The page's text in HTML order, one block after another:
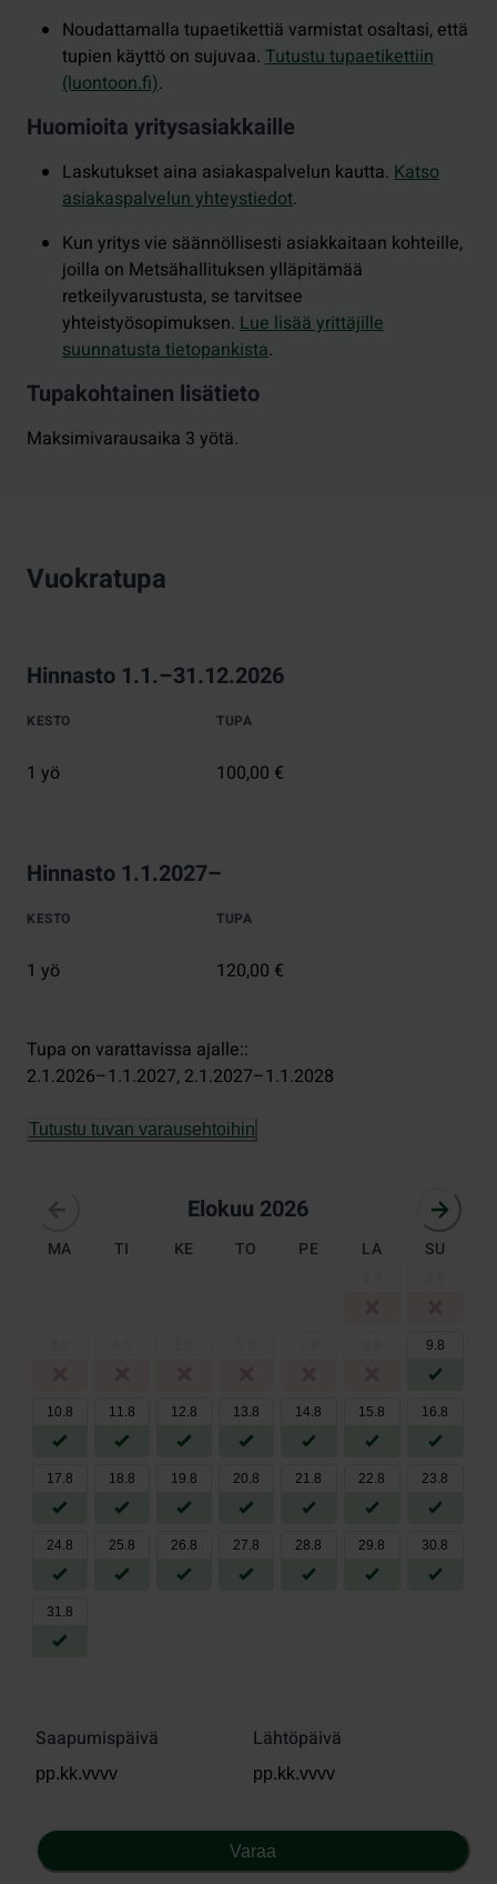
Noudattamalla tupaetikettiä varmistat osaltasi, että
tupien käyttö on sujuvaa. Tutustu tupaetikettiin
(luontoon.fi).
Huomioita yritysasiakkaille
Laskutukset aina asiakaspalvelun kautta. Katso
asiakaspalvelun yhteystiedot.
Kun yritys vie säännöllisesti asiakkaitaan kohteille,
joilla on Metsähallituksen ylläpitämää
retkeilyvarustusta, se tarvitsee
yhteistyösopimuksen. Lue lisää yrittäjille
suunnatusta tietopankista.
Tupakohtainen lisätieto
Maksimivarausaika 3 yötä.
Vuokratupa
Hinnasto 1.1.–31.12.2026
KESTO TUPA
1 yö 100,00 €
Hinnasto 1.1.2027–
KESTO TUPA
1 yö 120,00 €
Tupa on varattavissa ajalle::
2.1.2026–1.1.2027, 2.1.2027–1.1.2028
Tutustu tuvan varausehtoihin
elokuu 2026 Elokuu 2026
MA TI KE TO PE LA SU
9.8
10.8 11.8 12.8 13.8 14.8 15.8 16.8
17.8 18.8 19.8 20.8 21.8 22.8 23.8
24.8 25.8 26.8 27.8 28.8 29.8 30.8
31.8
Saapumispäivä Lähtöpäivä
Varaa